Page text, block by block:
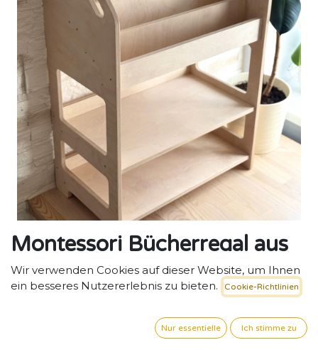
Montessori Bücherregal aus
Holz mit Ablagefächern,
handgefertigter Feinschliff
Montessori-Bücherregal – Ordnung, Übersicht und
Selbstständigkeit im Kita-Alltag.
Wir verwenden Cookies auf dieser Website, um Ihnen
ein besseres Nutzererlebnis zu bieten.
Cookie-Richtlinien
Nur essentielle Ich stimme zu